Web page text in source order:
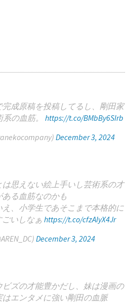
完成原稿を投稿してるし、剛田家
の血筋。 https://t.co/BMbBy6SIrb
December 3, 2024
は思えない絵上手いし芸術系の才
ある血筋なのかも
、小学生であそこまで本格的に
いしなぁ https://t.co/cfzAIyX4Jr
December 3, 2024
ズの才能豊かだし、妹は漫画の
はエンタメに強い剛田の血脈